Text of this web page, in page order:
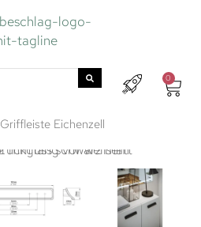
0
Griffleiste Eichenzell